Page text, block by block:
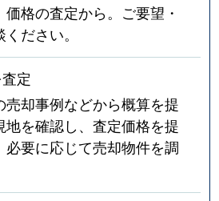
格の査定から。ご要望・
ださい。
定
売却事例などから概算を提
地を確認し、査定価格を提
必要に応じて売却物件を調